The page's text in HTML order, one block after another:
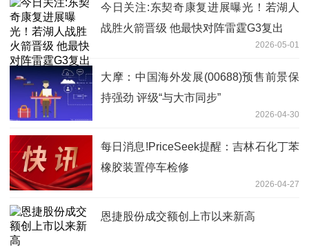
今日关注:东契奇康复进展曝光！若湖人
战胜火箭晋级 他最快对阵雷霆G3复出
2026-05-01
大摩：中国海外发展(00688)预售前景保
持强劲 评级“与大市同步”
2026-04-30
每日消息!PriceSeek提醒：吉林石化丁苯
橡胶装置停车检修
2026-04-27
恩捷股份成交额创上市以来新高